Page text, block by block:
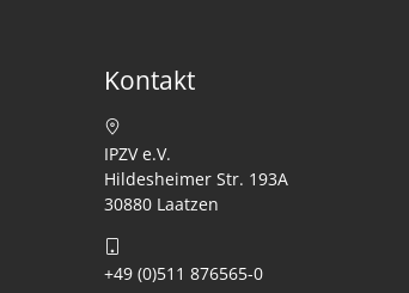
Kontakt
IPZV e.V.
Hildesheimer Str. 193A
30880 Laatzen
+49 (0)511 876565-0